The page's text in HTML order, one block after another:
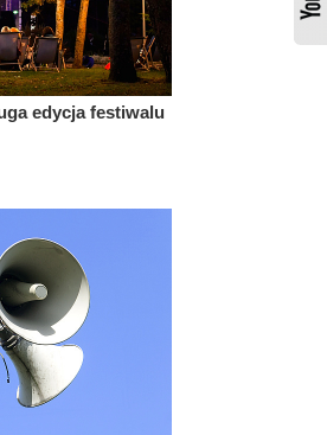
edycja festiwalu